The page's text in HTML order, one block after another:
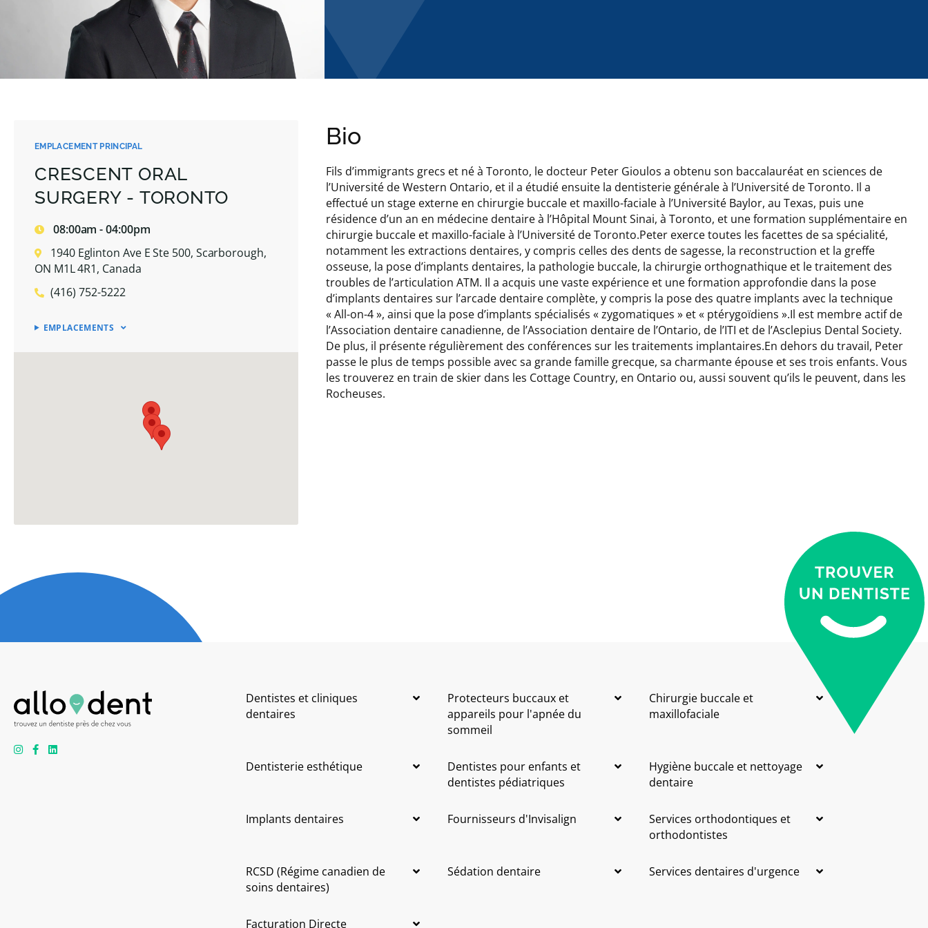
EMPLACEMENT PRINCIPAL
CRESCENT ORAL
SURGERY - TORONTO
08:00am - 04:00pm
1940 Eglinton Ave E Ste 500, Scarborough,
ON M1L 4R1, Canada
(416) 752-5222
EMPLACEMENTS
Bio
Fils d’immigrants grecs et né à Toronto, le docteur Peter Gioulos a obtenu son baccalauréat en sciences de
l’Université de Western Ontario, et il a étudié ensuite la dentisterie générale à l’Université de Toronto. Il a
effectué un stage externe en chirurgie buccale et maxillo-faciale à l’Université Baylor, au Texas, puis une
résidence d’un an en médecine dentaire à l’Hôpital Mount Sinai, à Toronto, et une formation supplémentaire en
chirurgie buccale et maxillo-faciale à l’Université de Toronto.Peter exerce toutes les facettes de sa spécialité,
notamment les extractions dentaires, y compris celles des dents de sagesse, la reconstruction et la greffe
osseuse, la pose d’implants dentaires, la pathologie buccale, la chirurgie orthognathique et le traitement des
troubles de l’articulation ATM. Il a acquis une vaste expérience et une formation approfondie dans la pose
d’implants dentaires sur l’arcade dentaire complète, y compris la pose des quatre implants avec la technique
« All-on-4 », ainsi que la pose d’implants spécialisés « zygomatiques » et « ptérygoïdiens ».Il est membre actif de
l’Association dentaire canadienne, de l’Association dentaire de l’Ontario, de l’ITI et de l’Asclepius Dental Society.
De plus, il présente régulièrement des conférences sur les traitements implantaires.En dehors du travail, Peter
passe le plus de temps possible avec sa grande famille grecque, sa charmante épouse et ses trois enfants. Vous
les trouverez en train de skier dans les Cottage Country, en Ontario ou, aussi souvent qu’ils le peuvent, dans les
Rocheuses.
Dentistes et cliniques
dentaires
Protecteurs buccaux et
appareils pour l'apnée du
sommeil
Chirurgie buccale et
maxillofaciale
Dentisterie esthétique
Dentistes pour enfants et
dentistes pédiatriques
Hygiène buccale et nettoyage
dentaire
Implants dentaires Fournisseurs d'Invisalign
Services orthodontiques et
orthodontistes
RCSD (Régime canadien de
soins dentaires)
Sédation dentaire Services dentaires d'urgence
Facturation Directe